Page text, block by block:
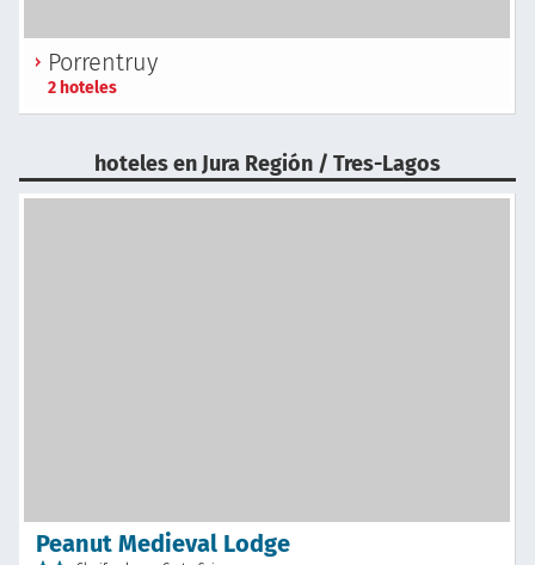
Porrentruy
2 hoteles
hoteles en Jura Región / Tres-Lagos
Peanut Medieval Lodge